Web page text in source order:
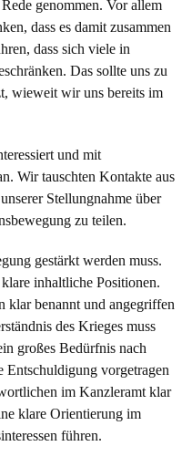
genommen. Vor allem
dass es damit zusammen
dass sich viele in
Das sollte uns zu
wieweit wir uns bereits im
und mit
Wir tauschten Kontakte aus
Stellungnahme über
zu teilen.
gestärkt werden muss.
inhaltliche Positionen.
klar benannt und angegriffen
des Krieges muss
großes Bedürfnis nach
Entschuldigung vorgetragen
im Kanzleramt klar
klare Orientierung im
führen.